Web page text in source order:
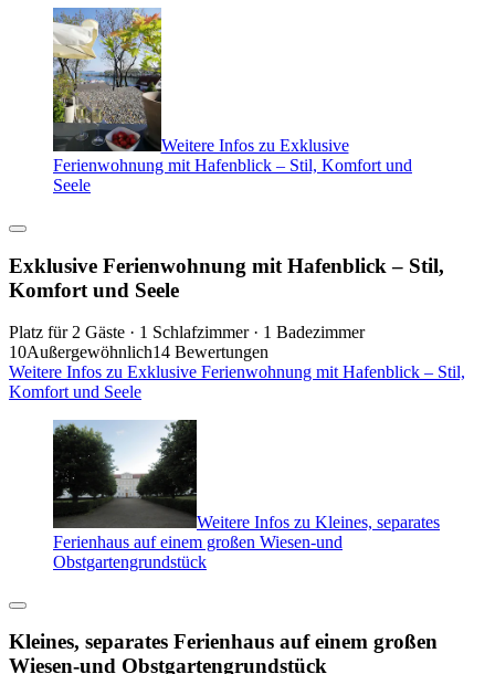
Weitere Infos zu Exklusive
Ferienwohnung mit Hafenblick – Stil, Komfort und
Seele
Exklusive Ferienwohnung mit Hafenblick – Stil,
Komfort und Seele
Platz für 2 Gäste · 1 Schlafzimmer · 1 Badezimmer
10Außergewöhnlich14 Bewertungen
Weitere Infos zu Exklusive Ferienwohnung mit Hafenblick – Stil,
Komfort und Seele
Weitere Infos zu Kleines, separates
Ferienhaus auf einem großen Wiesen-und
Obstgartengrundstück
Kleines, separates Ferienhaus auf einem großen
Wiesen-und Obstgartengrundstück